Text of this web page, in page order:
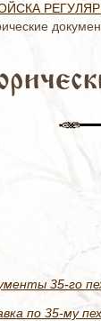
35-го
по 35-му